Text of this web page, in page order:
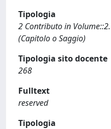
Tipologia
2 Contributo in
(Capitolo o Saggio)
Tipologia sito docente
268
Fulltext
reserved
Tipologia